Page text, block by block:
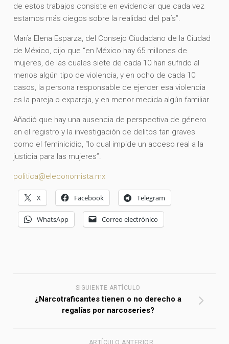
de estos trabajos consiste en evidenciar que cada vez
estamos más ciegos sobre la realidad del país”.
María Elena Esparza, del Consejo Ciudadano de la Ciudad
de México, dijo que “en México hay 65 millones de
mujeres, de las cuales siete de cada 10 han sufrido al
menos algún tipo de violencia, y en ocho de cada 10
casos, la persona responsable de ejercer esa violencia
es la pareja o expareja, y en menor medida algún familiar.
Añadió que hay una ausencia de perspectiva de género
en el registro y la investigación de delitos tan graves
como el feminicidio, “lo cual impide un acceso real a la
justicia para las mujeres”.
politica@eleconomista.mx
X Facebook Telegram
WhatsApp Correo electrónico
SIGUIENTE ARTÍCULO
¿Narcotraficantes tienen o no derecho a
regalías por narcoseries?
ARTÍCULO ANTERIOR